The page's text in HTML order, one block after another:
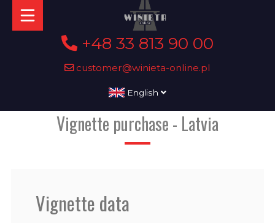
+48 33 813 90 00
customer@winieta-online.pl
English
Vignette purchase - Latvia
Vignette data